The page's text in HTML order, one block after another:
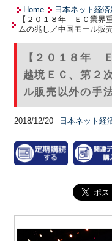
Home 日本ネット経済
【２０１８年 ＥＣ業界
ムの兆し／中国モール販
【２０１８年
越境ＥＣ、第２
ル販売以外の手
2018/12/20 日本ネット経